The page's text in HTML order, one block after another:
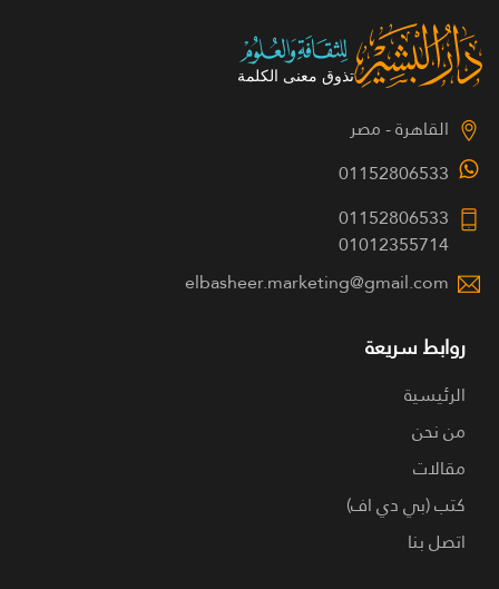
القاهرة - مصر
01152806533
01152806533
01012355714
elbasheer.marketing@gmail.com
روابط سريعة
الرئيسية
من نحن
مقالات
كتب (بي دي اف)
اتصل بنا